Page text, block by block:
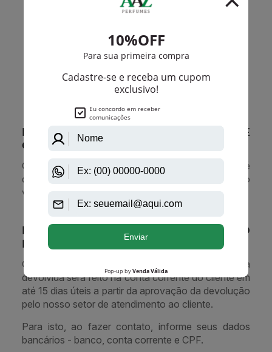
FORMA DE PAGAMENTO
NAS COMPRAS FEITAS COM CARTÃO DE
CRÉDITO
O estorno do valor pago poderá ocorrer em até
duas faturas subsequentes, dependendo da data do
vencimento de seu cartão.
NAS COMPRAS EFETUADAS COM BOLETO
BANCÁRIO OU CARTÃO DE DÉBITO
O depósito equivalente ao valor da mercadoria
devolvida será feito na conta corrente do cliente em
até 15 dias úteis a partir da aprovação da devolução
pelo nosso setor de atendimento ao cliente.
Para isto, ao fazer contato, informe seus dados
bancários - banco, conta corrente e CPF.